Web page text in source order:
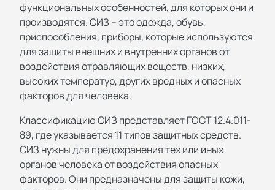
функциональных особенностей, для которых они и
производятся. СИЗ – это одежда, обувь,
приспособления, приборы, которые используются
для защиты внешних и внутренних органов от
воздействия отравляющих веществ, низких,
высоких температур, других вредных и опасных
факторов для человека.
Классификацию СИЗ представляет ГОСТ 12.4.011-
89, где указывается 11 типов защитных средств.
СИЗ нужны для предохранения тех или иных
органов человека от воздействия опасных
факторов. Они предназначены для защиты кожи,